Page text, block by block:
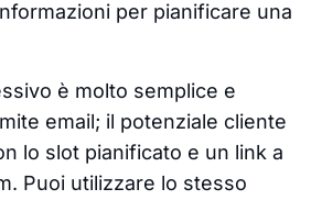
per pianificare una
è molto semplice e
email; il potenziale cliente
lo slot pianificato e un link a
Puoi utilizzare lo stesso